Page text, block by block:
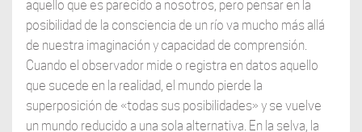
aquello que es parecido a nosotros, pero pensar en la
posibilidad de la consciencia de un río va mucho más allá
de nuestra imaginación y capacidad de comprensión.
Cuando el observador mide o registra en datos aquello
que sucede en la realidad, el mundo pierde la
superposición de «todas sus posibilidades» y se vuelve
un mundo reducido a una sola alternativa. En la selva, la